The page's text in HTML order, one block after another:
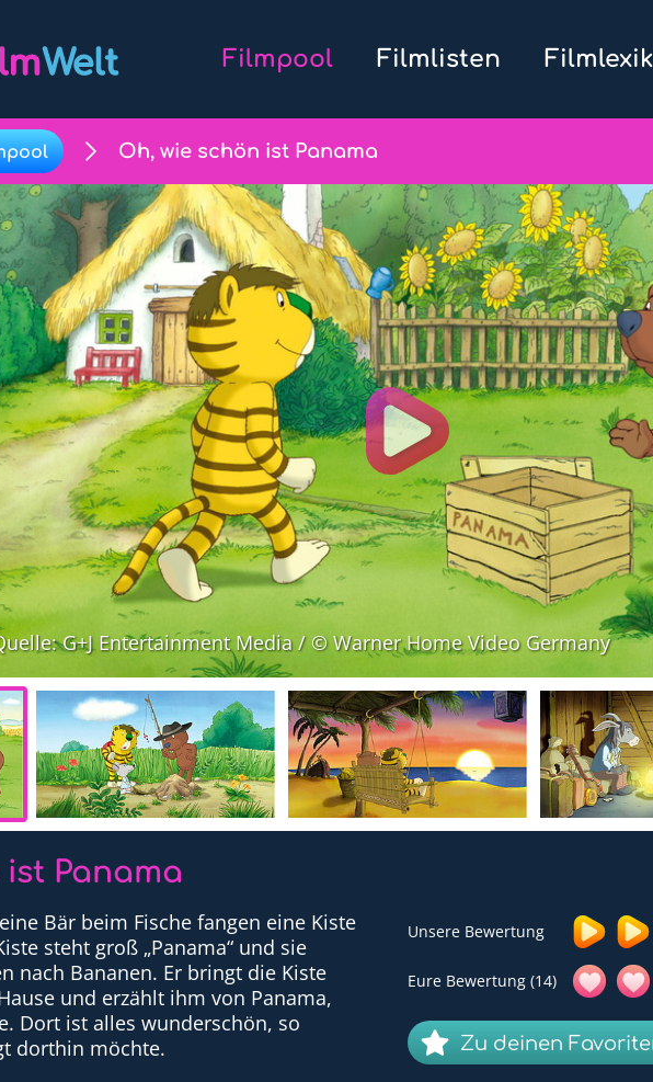
Filmpool Filmlisten
Oh, wie schön ist Panama
Play
G+J Entertainment Media / © Warner Home Video Germany
Panama
Bär beim Fische fangen eine Kiste
steht groß „Panama“ und sie
nach Bananen. Er bringt die Kiste
und erzählt ihm von Panama,
Dort ist alles wunderschön, so
dorthin möchte.
Unsere Bewertung
Eure Bewertung (14)
Zu deinen